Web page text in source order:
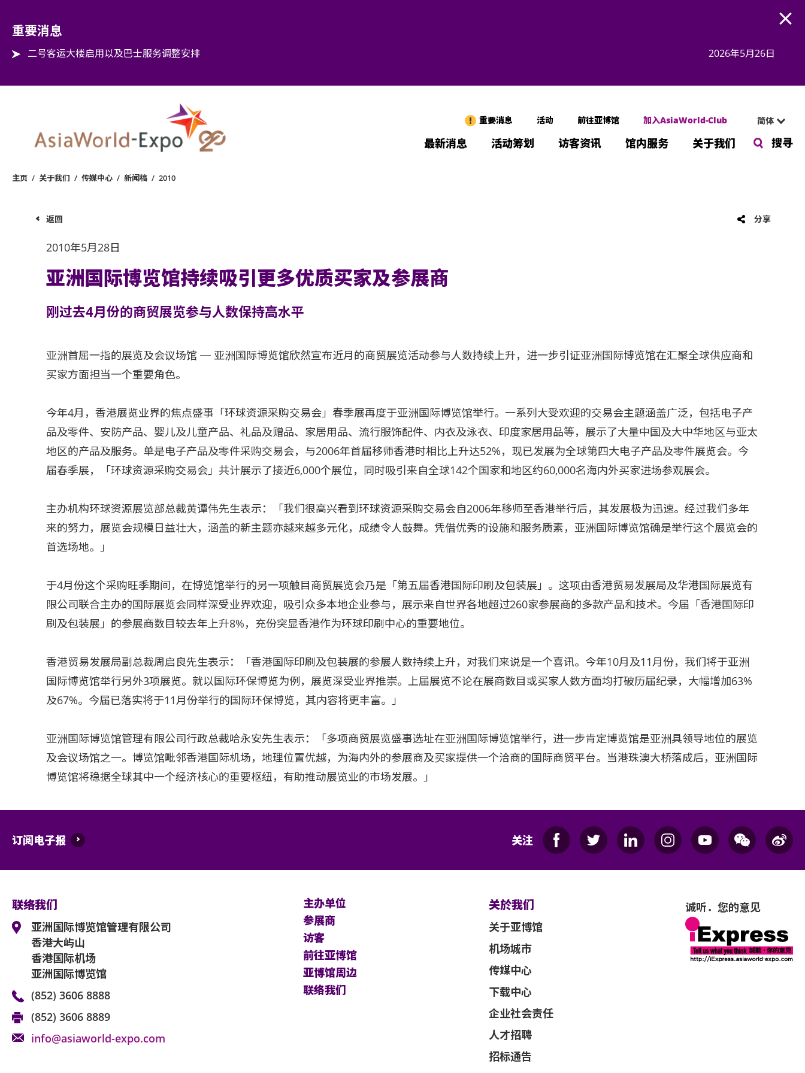
重要消息
二号客运大楼启用以及巴士服务调整安排 2026年5月26日
重要消息 活动 前往亚博馆 加入AsiaWorld-Club 简体
最新消息 活动筹划 访客资讯 馆内服务 关于我们 搜寻
主页 / 关于我们 / 传媒中心 / 新闻稿 / 2010
返回 分享
2010年5月28日
亚洲国际博览馆持续吸引更多优质买家及参展商
刚过去4月份的商贸展览参与人数保持高水平
亚洲首屈一指的展览及会议场馆 ─ 亚洲国际博览馆欣然宣布近月的商贸展览活动参与人数持续上升，进一步引证亚洲国际博览馆在汇聚全球供应商和
买家方面担当一个重要角色。
今年4月，香港展览业界的焦点盛事「环球资源采购交易会」春季展再度于亚洲国际博览馆举行。一系列大受欢迎的交易会主题涵盖广泛，包括电子产
品及零件、安防产品、婴儿及儿童产品、礼品及赠品、家居用品、流行服饰配件、内衣及泳衣、印度家居用品等，展示了大量中国及大中华地区与亚太
地区的产品及服务。单是电子产品及零件采购交易会，与2006年首届移师香港时相比上升达52%，现已发展为全球第四大电子产品及零件展览会。今
届春季展，「环球资源采购交易会」共计展示了接近6,000个展位，同时吸引来自全球142个国家和地区约60,000名海内外买家进场参观展会。
主办机构环球资源展览部总裁黄谭伟先生表示：「我们很高兴看到环球资源采购交易会自2006年移师至香港举行后，其发展极为迅速。经过我们多年
来的努力，展览会规模日益壮大，涵盖的新主题亦越来越多元化，成绩令人鼓舞。凭借优秀的设施和服务质素，亚洲国际博览馆确是举行这个展览会的
首选场地。」
于4月份这个采购旺季期间，在博览馆举行的另一项触目商贸展览会乃是「第五届香港国际印刷及包装展」。这项由香港贸易发展局及华港国际展览有
限公司联合主办的国际展览会同样深受业界欢迎，吸引众多本地企业参与，展示来自世界各地超过260家参展商的多款产品和技术。今届「香港国际印
刷及包装展」的参展商数目较去年上升8%，充份突显香港作为环球印刷中心的重要地位。
香港贸易发展局副总裁周启良先生表示：「香港国际印刷及包装展的参展人数持续上升，对我们来说是一个喜讯。今年10月及11月份，我们将于亚洲
国际博览馆举行另外3项展览。就以国际环保博览为例，展览深受业界推崇。上届展览不论在展商数目或买家人数方面均打破历届纪录，大幅增加63%
及67%。今届已落实将于11月份举行的国际环保博览，其内容将更丰富。」
亚洲国际博览馆管理有限公司行政总裁哈永安先生表示：「多项商贸展览盛事选址在亚洲国际博览馆举行，进一步肯定博览馆是亚洲具领导地位的展览
及会议场馆之一。博览馆毗邻香港国际机场，地理位置优越，为海内外的参展商及买家提供一个洽商的国际商贸平台。当港珠澳大桥落成后，亚洲国际
博览馆将稳据全球其中一个经济核心的重要枢纽，有助推动展览业的市场发展。」
订阅电子报 关注
联络我们
亚洲国际博览馆管理有限公司
香港大屿山
香港国际机场
亚洲国际博览馆
(852) 3606 8888
(852) 3606 8889
info@asiaworld-expo.com
主办单位
参展商
访客
前往亚博馆
亚博馆周边
联络我们
关於我们
关于亚博馆
机场城市
传媒中心
下载中心
企业社会责任
人才招聘
招标通告
诚听．您的意见